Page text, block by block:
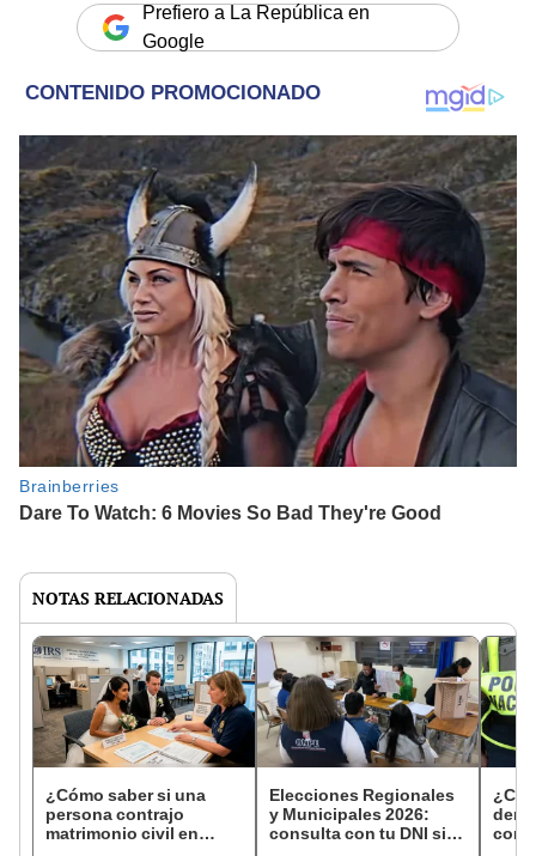
Prefiero a La República en
Google
NOTAS RELACIONADAS
¿Cómo saber si una
persona contrajo
matrimonio civil en
Elecciones Regionales
y Municipales 2026:
consulta con tu DNI si
con